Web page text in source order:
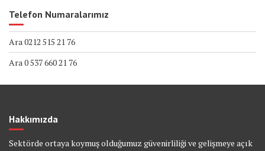
Telefon Numaralarımız
Ara 0212 515 21 76
Ara 0 537 660 21 76
Hakkımızda
Sektörde ortaya koymuş olduğumuz güvenirliliği ve gelişmeye açık